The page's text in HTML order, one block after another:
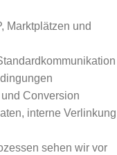
Marktplätzen und
Conversion
interne Verlinkung
sehen wir vor